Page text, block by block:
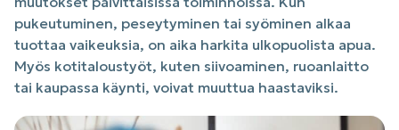
pukeutuminen, peseytyminen tai syöminen alkaa
tuottaa vaikeuksia, on aika harkita ulkopuolista apua.
Myös kotitaloustyöt, kuten siivoaminen, ruoanlaitto
tai kaupassa käynti, voivat muuttua haastaviksi.